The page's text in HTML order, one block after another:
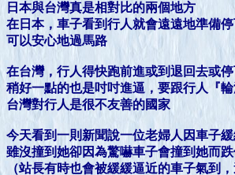
日本與台灣真是相對比的兩個地方
在日本，車子看到行人就會遠遠地準備
可以安心地過馬路
在台灣，行人得快跑前進或到退回去或
稍好一點的也是吋吋進逼，要跟行人『
台灣對行人是很不友善的國家
今天看到一則新聞說一位老婦人因車子
雖沒撞到她卻因為驚嚇車子會撞到她而
（站長有時也會被緩緩逼近的車子氣到